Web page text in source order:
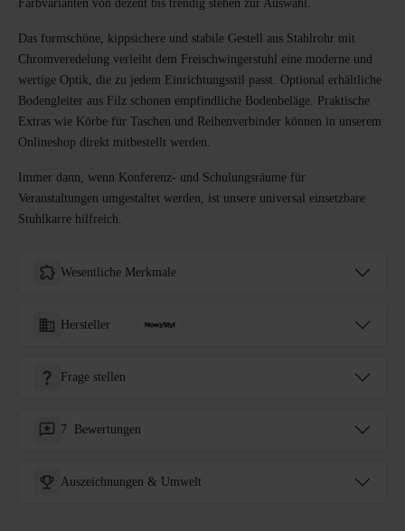
Farbvarianten von dezent bis trendig stehen zur Auswahl.
Das formschöne, kippsichere und stabile Gestell aus Stahlrohr mit
Chromveredelung verleiht dem Freischwingerstuhl eine moderne und
wertige Optik, die zu jedem Einrichtungsstil passt. Optional erhältliche
Bodengleiter aus Filz schonen empfindliche Bodenbeläge. Praktische
Extras wie Körbe für Taschen und Reihenverbinder können in unserem
Onlineshop direkt mitbestellt werden.
Immer dann, wenn Konferenz- und Schulungsräume für
Veranstaltungen umgestaltet werden, ist unsere universal einsetzbare
Stuhlkarre hilfreich.
Wesentliche Merkmale
Hersteller
Frage stellen
7 Bewertungen
Auszeichnungen & Umwelt